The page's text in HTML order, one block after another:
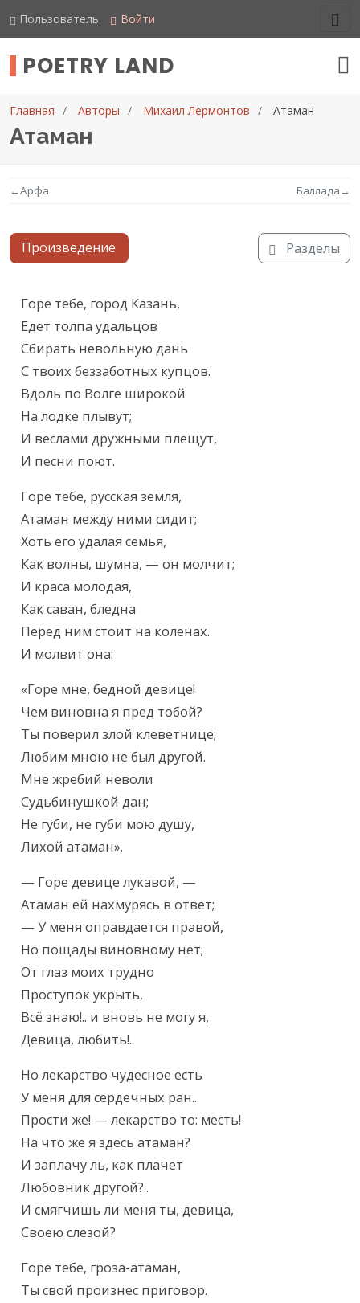
Пользователь Войти
POETRY LAND
Главная Авторы Михаил Лермонтов Атаман
Атаман
←Арфа Баллада→
Произведение Разделы
Текст произведения
Горе тебе, город Казань,
Едет толпа удальцов
Сбирать невольную дань
С твоих беззаботных купцов.
Вдоль по Волге широкой
На лодке плывут;
И веслами дружными плещут,
И песни поют.
Горе тебе, русская земля,
Атаман между ними сидит;
Хоть его удалая семья,
Как волны, шумна, — он молчит;
И краса молодая,
Как саван, бледна
Перед ним стоит на коленах.
И молвит она:
«Горе мне, бедной девице!
Чем виновна я пред тобой?
Ты поверил злой клеветнице;
Любим мною не был другой.
Мне жребий неволи
Судьбинушкой дан;
Не губи, не губи мою душу,
Лихой атаман».
— Горе девице лукавой, —
Атаман ей нахмурясь в ответ;
— У меня оправдается правой,
Но пощады виновному нет;
От глаз моих трудно
Проступок укрыть,
Всё знаю!.. и вновь не могу я,
Девица, любить!..
Но лекарство чудесное есть
У меня для сердечных ран...
Прости же! — лекарство то: месть!
На что же я здесь атаман?
И заплачу ль, как плачет
Любовник другой?..
И смягчишь ли меня ты, девица,
Своею слезой?
Горе тебе, гроза-атаман,
Ты свой произнес приговор.